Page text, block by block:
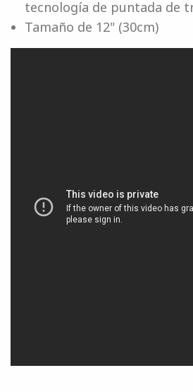
tecnología de puntada de
Tamaño de 12" (30cm)